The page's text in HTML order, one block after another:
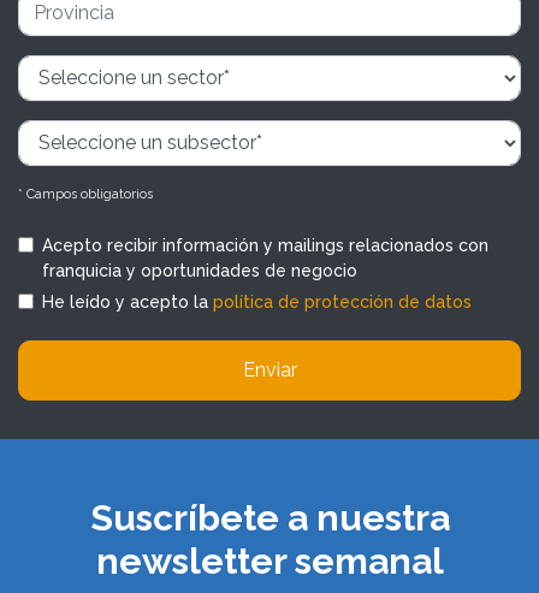
* Campos obligatorios
Acepto recibir información y mailings relacionados con
franquicia y oportunidades de negocio
He leído y acepto la política de protección de datos
Enviar
Suscríbete a nuestra
newsletter semanal